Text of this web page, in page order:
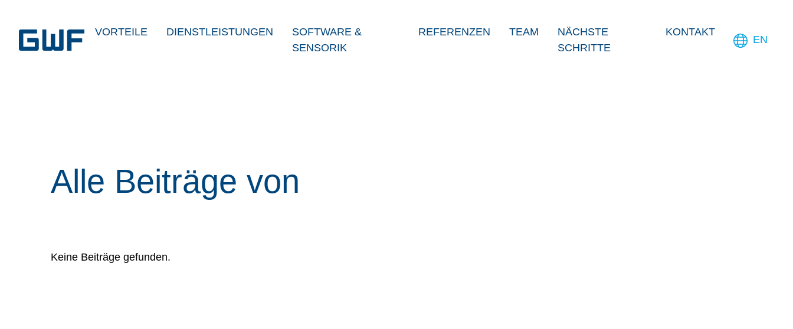
VORTEILE DIENSTLEISTUNGEN
SOFTWARE &
SENSORIK
REFERENZEN TEAM
NÄCHSTE
SCHRITTE
KONTAKT
EN
Alle Beiträge von
Keine Beiträge gefunden.